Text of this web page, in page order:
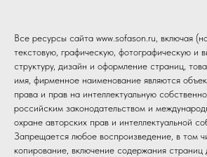
Все ресурсы сайта www.sofason.ru, включая
текстовую, графическую, фотографическую и
структуру, дизайн и оформление страниц,
имя, фирменное наименование являются
права и прав на интеллектуальную
российским законодательством и
охране авторских прав и интеллектуальной
Запрещается любое воспроизведение, в том
копирование, включение содержания